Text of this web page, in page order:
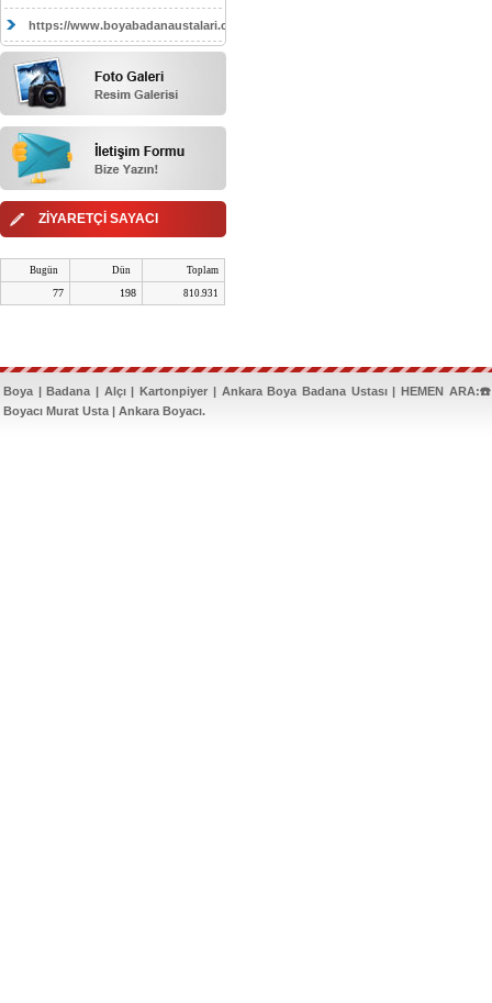
https://www.boyabadanaustalari.com/
ZİYARETÇİ SAYACI
Bugün Dün Toplam
77 198 810.931
Boya | Badana | Alçı | Kartonpiyer | Ankara Boya Badana Ustası | HEMEN
Boyacı Murat Usta | Ankara Boyacı.